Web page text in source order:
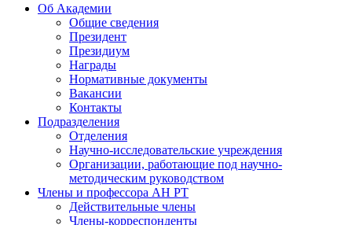
Об Академии
Общие сведения
Президент
Президиум
Награды
Нормативные документы
Вакансии
Контакты
Подразделения
Отделения
Научно-исследовательские учреждения
Организации, работающие под научно-
методическим руководством
Члены и профессора АН РТ
Действительные члены
Члены-корреспонденты